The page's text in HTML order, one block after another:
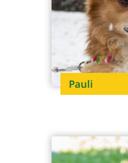
Pauli